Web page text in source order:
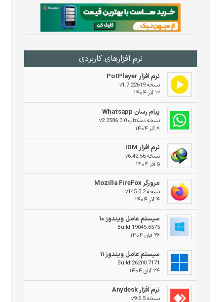
نرم افزار‌های کاربردی
نرم افزار PotPlayer
نسخه v1.7.22619
۱۲ آذر ۱۴۰۴
پیام رسان Whatsapp
نسخه دسکتاپ v2.2586.3.0
۸ آذر ۱۴۰۴
نرم افزار IDM
نسخه v6.42.56
۵ آذر ۱۴۰۴
مرورگر Mozilla FireFox
نسخه v145.0.2
۴ آذر ۱۴۰۴
سیستم عامل ویندوز ۱۰
Build 19045.6575
۲۶ آبان ۱۴۰۴
سیستم عامل ویندوز ۱۱
Build 26200.7171
۲۴ آبان ۱۴۰۴
نرم افزار Anydesk
نسخه v9.6.5